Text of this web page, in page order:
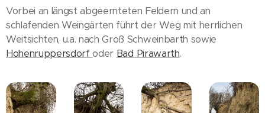
Vorbei an längst abgeernteten Feldern und an
schlafenden Weingärten führt der Weg mit herrlichen
Weitsichten, u.a. nach Groß Schweinbarth sowie
Hohenruppersdorfoder Bad Pirawarth.